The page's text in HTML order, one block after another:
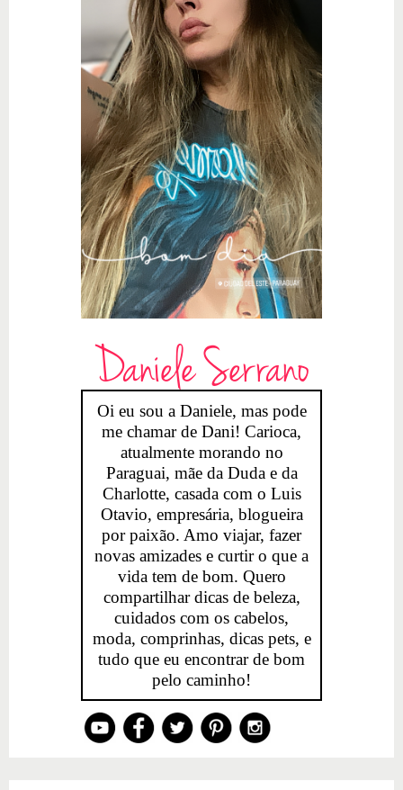
Daniele Serrano
Oi eu sou a Daniele, mas pode
me chamar de Dani! Carioca,
atualmente morando no
Paraguai, mãe da Duda e da
Charlotte, casada com o Luis
Otavio, empresária, blogueira
por paixão. Amo viajar, fazer
novas amizades e curtir o que a
vida tem de bom. Quero
compartilhar dicas de beleza,
cuidados com os cabelos,
moda, comprinhas, dicas pets, e
tudo que eu encontrar de bom
pelo caminho!